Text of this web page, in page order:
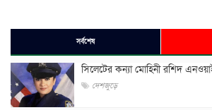
সর্বশেষ
সিলেটের কন্যা মোহিনী রশিদ
দেশজুড়ে